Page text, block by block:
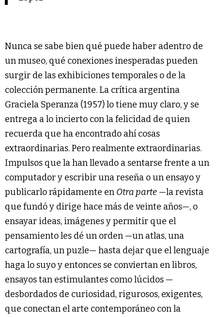
Nunca se sabe bien qué puede haber adentro de
un museo, qué conexiones inesperadas pueden
surgir de las exhibiciones temporales o de la
colección permanente. La crítica argentina
Graciela Speranza (1957) lo tiene muy claro, y se
entrega a lo incierto con la felicidad de quien
recuerda que ha encontrado ahí cosas
extraordinarias. Pero realmente extraordinarias.
Impulsos que la han llevado a sentarse frente a un
computador y escribir una reseña o un ensayo y
publicarlo rápidamente en Otra parte —la revista
que fundó y dirige hace más de veinte años—, o
ensayar ideas, imágenes y permitir que el
pensamiento les dé un orden —un atlas, una
cartografía, un puzle— hasta dejar que el lenguaje
haga lo suyo y entonces se conviertan en libros,
ensayos tan estimulantes como lúcidos —
desbordados de curiosidad, rigurosos, exigentes,
que conectan el arte contemporáneo con la